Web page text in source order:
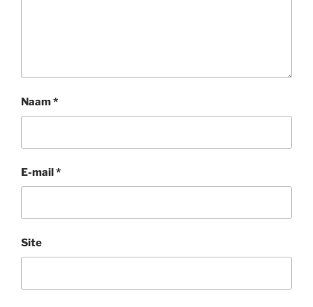
Naam*
E-mail*
Site